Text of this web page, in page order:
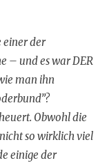
einer der
– und es war DER
man ihn
Obwohl die
so wirklich viel
einige der